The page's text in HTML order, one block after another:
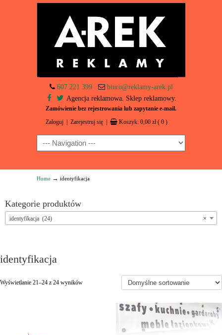
607 221 399
biuro@reklamy-arek.pl
Agencja reklamowa. Sklep reklamowy.
Zamówienie bez rejestrowania lub zapytanie e-mail.
Zaloguj Zarejestruj się Koszyk: 0,00 zł ( 0 )
Navigation
Home → identyfikacja
Kategorie produktów
×
identyfikacja (24)
identyfikacja
Wyświetlanie 21–24 z 24 wyników